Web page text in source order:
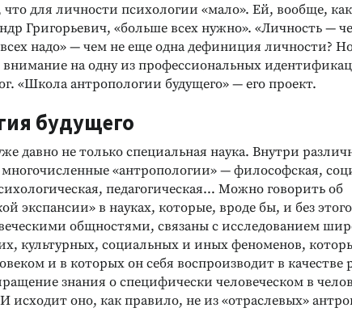
что для личности психологии «мало». Ей, вообще,
Григорьевич, «больше всех нужно». «Личность —
надо» — чем не еще одна дефиниция личности?
на одну из профессиональных
«Школа антропологии будущего» — его проект.
будущего
давно не только специальная наука. Внутри
многочисленные «антропологии» — философская,
педагогическая… Можно говорить об
экспансии» в науках, которые, вроде бы, и без
общностями, связаны с исследованием
культурных, социальных и иных феноменов,
и в которых он себя воспроизводит в качестве
знания о специфически человеческом в
исходит оно, как правило, не из «отраслевых»